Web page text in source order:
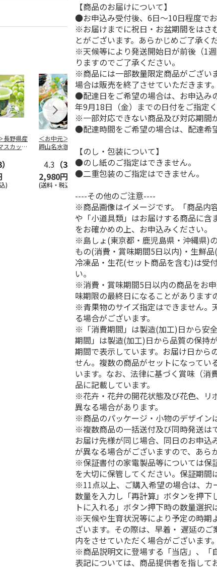
長野県産
スカット
)
＜お中元＞北海道羊
蹄山名水珈琲ゼリー
4.3 （3）
2,980円
(送料・税込)
え＞３層デザートジ
ュレパフェ～国産フ
ルー …
4.7（10）
2,980円
5.0（5）
3,240円
【商品のお届けについて】
●お申込み受付後、6日～10日程度でお
※お届けまでに祝日・お盆期間をはさ
とがございます。あらかじめご了承く
※天候等により発送開始日が前後（1
りますのでご了承ください。
※商品には一部数量限定商品がござい
場合は販売を終了させていただきます
●配達日をご希望の場合は、お申込み
年9月18日（金）までの日付をご指定く
※一部対応できない商品及び対応期間
●配達時間をご希望の場合は、配達希
【のし・包装について】
●のし紙のご指定はできません。
●二重包装のご指定はできません。
----その他のご注意----
※商品画像はイメージです。「商品内
や「小道具類」はお届けする商品に含
をお確かめの上、お申込みください。
※島しょ(東京都・鹿児島県・沖縄県)
もの(消費・賞味期間5日以内)・生鮮
冷凍品・生花(セット商品を含む)は受
い。
※消費・賞味期間5日以内の商品をお
味期限の最終日になることがあります
※青果物のサイズ指定はできません。
る場合がございます。
※「消費期間」は製造(加工)日から安
期間」は製造(加工)日から品質の保持
期間で表示しています。お届け日から
せん。複数の商品がセットになってい
います。なお、法律に基づく賞味（消
品に記載しています。
※花卉・花弁の開花状態及び花色、リ
異なる場合があります。
※商品のパッケージ・小物のデザイン
※複数商品の一括送付及び同時発送は
お届け先様が同じ場合、同日のお申込
が異なる場合がございますので、あら
※保証書付の家電製品等については保
を大切に保管してください。保証期間
※11点以上、ご購入希望の場合は、カ
数量を入力し「再計算」ボタンを押下
トに入れる」ボタン押下時の数量選択
※天候や生育状況等により予定の時期
ざいます。その際は、早着・ 遅延の
内をさせていただく場合がございます。
※商品説明文に登場する「当店」、「
表記については、商品提供者を指して